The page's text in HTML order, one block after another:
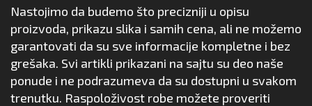
Nastojimo da budemo što precizniji u opisu
proizvoda, prikazu slika i samih cena, ali ne možemo
garantovati da su sve informacije kompletne i bez
grešaka. Svi artikli prikazani na sajtu su deo naše
ponude i ne podrazumeva da su dostupni u svakom
trenutku. Raspoloživost robe možete proveriti